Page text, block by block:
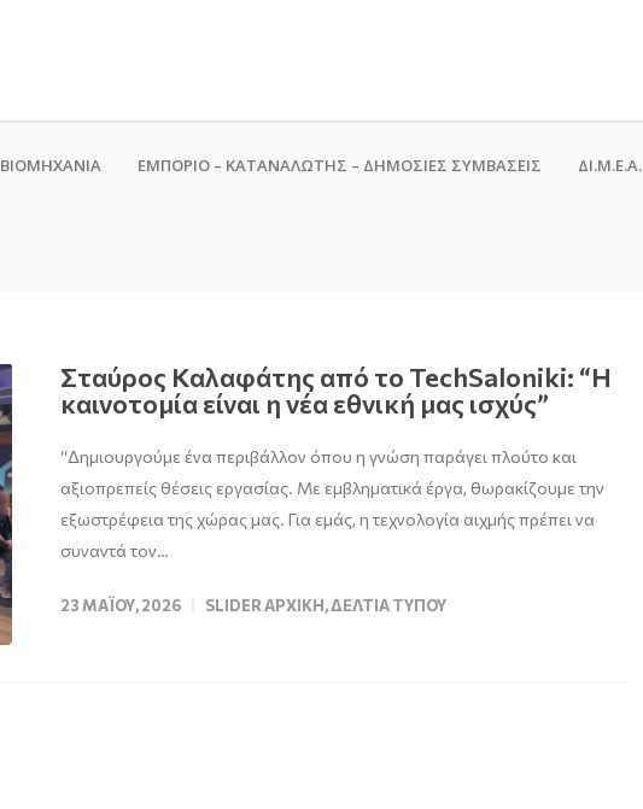
ΒΙΟΜΗΧΑΝΙΑ ΕΜΠΟΡΙΟ – ΚΑΤΑΝΑΛΩΤΗΣ – ΔΗΜΟΣΙΕΣ ΣΥΜΒΑΣΕΙΣ ΔΙ.Μ.Ε.Α.
Σταύρος Καλαφάτης από το TechSaloniki: “H
καινοτομία είναι η νέα εθνική μας ισχύς”
“Δημιουργούμε ένα περιβάλλον όπου η γνώση παράγει πλούτο και
αξιοπρεπείς θέσεις εργασίας. Με εμβληματικά έργα, θωρακίζουμε την
εξωστρέφεια της χώρας μας. Για εμάς, η τεχνολογία αιχμής πρέπει να
συναντά τον…
23 ΜΑΪ́ΟΥ, 2026 SLIDER ΑΡΧΙΚΉ,ΔΕΛΤΊΑ ΤΎΠΟΥ